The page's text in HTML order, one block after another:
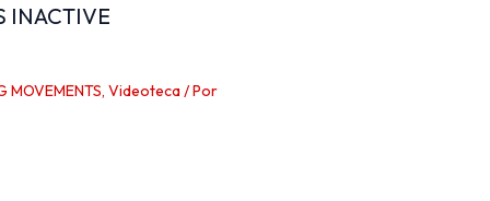
INACTIVE
MOVEMENTS, Videoteca/ Por